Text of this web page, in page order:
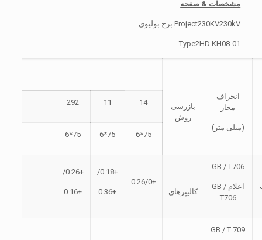
مشخصات & صفحه
Project230KV230kV برج بولیوی
Type2HD KH08-01
انحراف
مجاز
(میلی متر)
بازرسی
روش
14
11
292
75*6
75*6
75*6
GB / T706
اعلام GB /
T706
کالیپرهای
+0.26/0
+0.18/
+0.36
+0.26/
+0.16
GB / T 709